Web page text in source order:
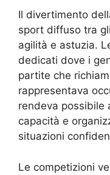
Il divertimento
sport diffuso tra
agilità e astuzia.
dedicati dove i
partite che
rappresentava
rendeva possibile
capacità e
situazioni
Le competizioni